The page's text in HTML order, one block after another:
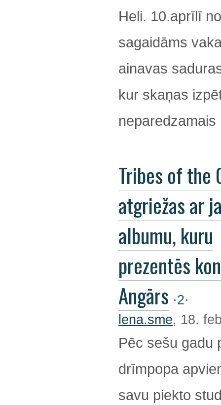
Heli. 10.aprīlī
sagaidāms
ainavas
kur skaņas
Tribes of the
atgriežas ar
albumu, kuru
prezentēs
Angārs ·2·
lena.sme, 18.
Pēc sešu gadu
drīmpopa
savu piekto